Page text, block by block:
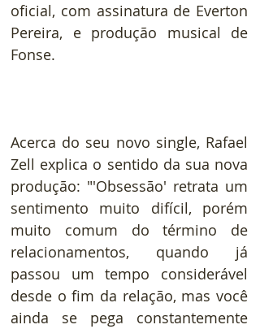
oficial, com assinatura de Everton
Pereira, e produção musical de
Fonse.
Acerca do seu novo single, Rafael
Zell explica o sentido da sua nova
produção: "'Obsessão' retrata um
sentimento muito difícil, porém
muito comum do término de
relacionamentos, quando já
passou um tempo considerável
desde o fim da relação, mas você
ainda se pega constantemente